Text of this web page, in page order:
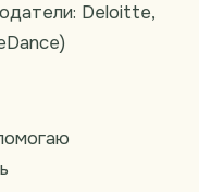
Deloitte,